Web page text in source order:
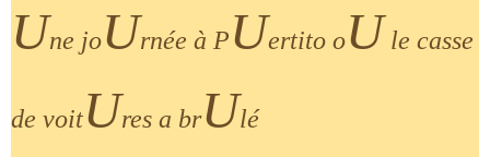
Une joUrnée à PUertito oU le casse
de voitUres a brUlé